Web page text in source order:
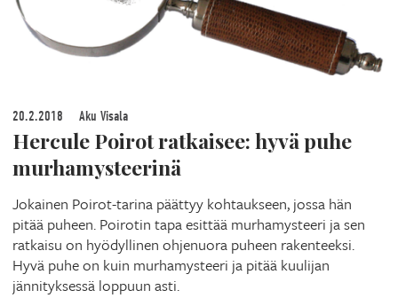
20.2.2018 Aku Visala
Hercule Poirot ratkaisee: hyvä puhe
murhamysteerinä
Jokainen Poirot-tarina päättyy kohtaukseen, jossa hän
pitää puheen. Poirotin tapa esittää murhamysteeri ja sen
ratkaisu on hyödyllinen ohjenuora puheen rakenteeksi.
Hyvä puhe on kuin murhamysteeri ja pitää kuulijan
jännityksessä loppuun asti.